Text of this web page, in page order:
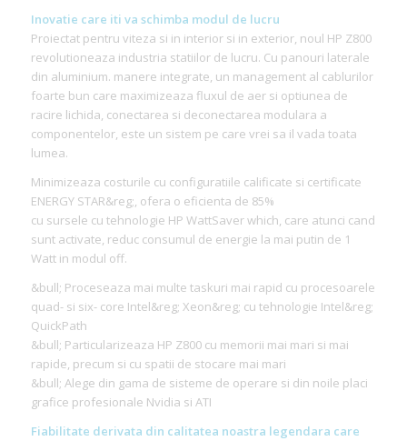
Inovatie care iti va schimba modul de lucru
Proiectat pentru viteza si in interior si in exterior, noul HP Z800
revolutioneaza industria statiilor de lucru. Cu panouri laterale
din aluminium. manere integrate, un management al cablurilor
foarte bun care maximizeaza fluxul de aer si optiunea de
racire lichida, conectarea si deconectarea modulara a
componentelor, este un sistem pe care vrei sa il vada toata
lumea.
Minimizeaza costurile cu configuratiile calificate si certificate
ENERGY STAR&reg;, ofera o eficienta de 85%
cu sursele cu tehnologie HP WattSaver which, care atunci cand
sunt activate, reduc consumul de energie la mai putin de 1
Watt in modul off.
&bull; Proceseaza mai multe taskuri mai rapid cu procesoarele
quad- si six- core Intel&reg; Xeon&reg; cu tehnologie Intel&reg;
QuickPath
&bull; Particularizeaza HP Z800 cu memorii mai mari si mai
rapide, precum si cu spatii de stocare mai mari
&bull; Alege din gama de sisteme de operare si din noile placi
grafice profesionale Nvidia si ATI
Fiabilitate derivata din calitatea noastra legendara care